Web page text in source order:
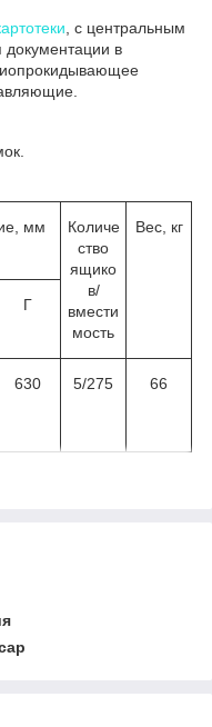
, с центральным
документации в
мм
Количе
ство
ящико
в/
вмести
мость
Вес, кг
Г
630 5/275 66